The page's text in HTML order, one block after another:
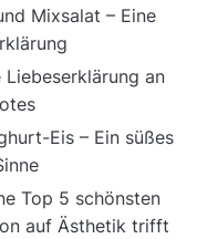
Mixsalat – Eine
an
Eis – Ein süßes
Top 5 schönsten
auf Ästhetik trifft